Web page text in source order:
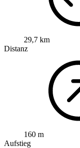
29,7 km
Distanz
160 m
Aufstieg